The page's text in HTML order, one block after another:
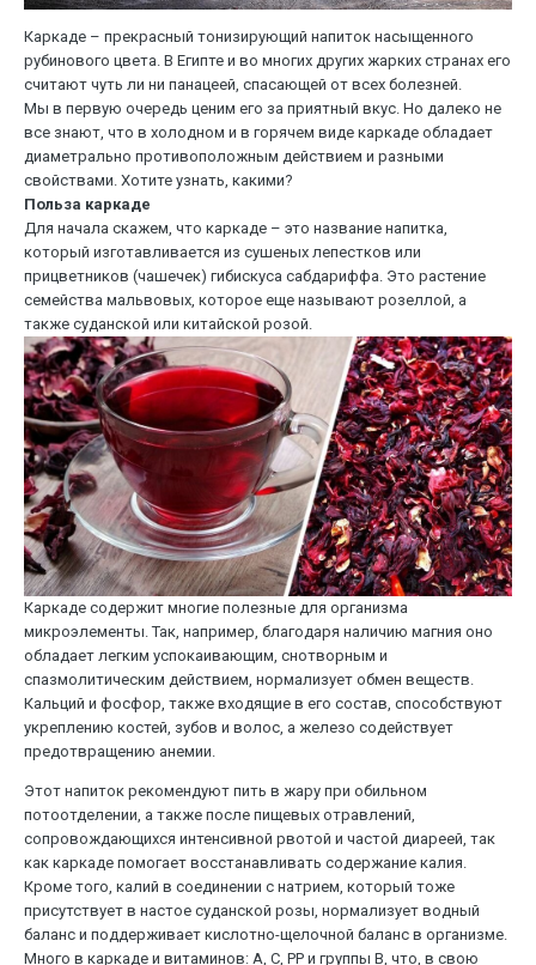
Каркаде – прекрасный тонизирующий напиток насыщенного
рубинового цвета. В Египте и во многих других жарких странах его
считают чуть ли ни панацеей, спасающей от всех болезней.
Мы в первую очередь ценим его за приятный вкус. Но далеко не
все знают, что в холодном и в горячем виде каркаде обладает
диаметрально противоположным действием и разными
свойствами. Хотите узнать, какими?
Польза каркаде
Для начала скажем, что каркаде – это название напитка,
который изготавливается из сушеных лепестков или
прицветников (чашечек) гибискуса сабдариффа. Это растение
семейства мальвовых, которое еще называют розеллой, а
также суданской или китайской розой.
Каркаде содержит многие полезные для организма
микроэлементы. Так, например, благодаря наличию магния оно
обладает легким успокаивающим, снотворным и
спазмолитическим действием, нормализует обмен веществ.
Кальций и фосфор, также входящие в его состав, способствуют
укреплению костей, зубов и волос, а железо содействует
предотвращению анемии.
Этот напиток рекомендуют пить в жару при обильном
потоотделении, а также после пищевых отравлений,
сопровождающихся интенсивной рвотой и частой диареей, так
как каркаде помогает восстанавливать содержание калия.
Кроме того, калий в соединении с натрием, который тоже
присутствует в настое суданской розы, нормализует водный
баланс и поддерживает кислотно-щелочной баланс в организме.
Много в каркаде и витаминов: A, C, PP и группы B, что, в свою